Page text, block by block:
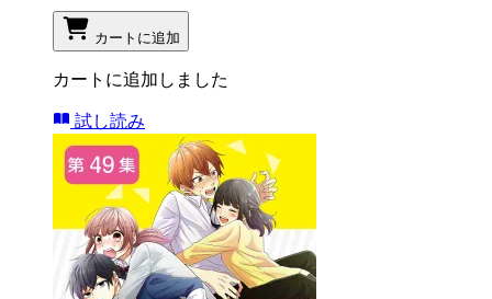
カートに追加
カートに追加しました
試し読み